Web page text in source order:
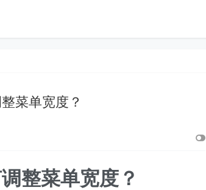
菜单宽度？
整菜单宽度？